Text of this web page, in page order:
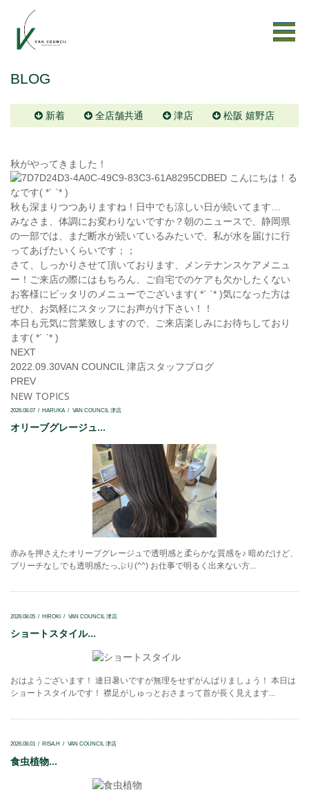
BLOG
新着 全店舗共通 津店 松阪 嬉野店
秋がやってきました！
こんにちは！る
なです( *´ `* )
秋も深まりつつありますね！日中でも涼しい日が続いてます…
みなさま、体調にお変わりないですか？朝のニュースで、静岡県
の一部では、まだ断水が続いているみたいで、私が水を届けに行
ってあげたいくらいです；；
さて、しっかりさせて頂いております、メンテナンスケアメニュ
ー！ご来店の際にはもちろん、ご自宅でのケアも欠かしたくない
お客様にピッタリのメニューでございます( *´ `* )気になった方は
ぜひ、お気軽にスタッフにお声がけ下さい！！
本日も元気に営業致しますので、ご来店楽しみにお待ちしており
ます( *´ `* )
NEXT
2022.09.30VAN COUNCIL 津店スタッフブログ
PREV
NEW TOPICS
2026.08.07 HARUKA VAN COUNCIL 津店
オリーブグレージュ...
赤みを押さえたオリーブグレージュで透明感と柔らかな質感を♪ 暗めだけど、
ブリーチなしでも透明感たっぷり(^^) お仕事で明るく出来ない方...
2026.08.05 HIROKI VAN COUNCIL 津店
ショートスタイル...
おはようございます！ 連日暑いですが無理をせずがんばりましょう！ 本日は
ショートスタイルです！ 襟足がしゅっとおさまって首が長く見えます...
2026.08.01 RISA.H VAN COUNCIL 津店
食虫植物...